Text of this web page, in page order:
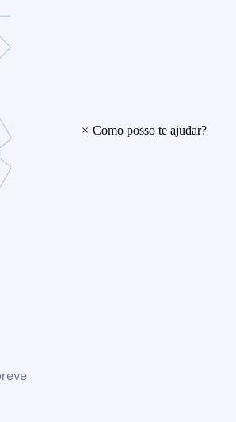
× Como posso te ajudar?